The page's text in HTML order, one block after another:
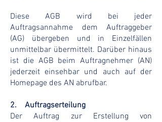
Diese AGB wird bei jeder
Auftragsannahme dem Auftraggeber
(AG) übergeben und in Einzelfällen
unmittelbar übermittelt. Darüber hinaus
ist die AGB beim Auftragnehmer (AN)
jederzeit einsehbar und auch auf der
Homepage des AN abrufbar.
2. Auftragserteilung
Der Auftrag zur Erstellung von